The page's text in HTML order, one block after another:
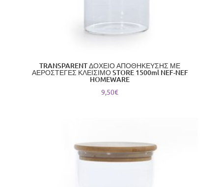
TRANSPARENT ΔΟΧΕΙΟ ΑΠΟΘΗΚΕΥΣΗΣ ΜΕ
ΑΕΡΟΣΤΕΓΕΣ ΚΛΕΙΣΙΜΟ STORE 1500ml NEF-NEF
HOMEWARE
9,50€